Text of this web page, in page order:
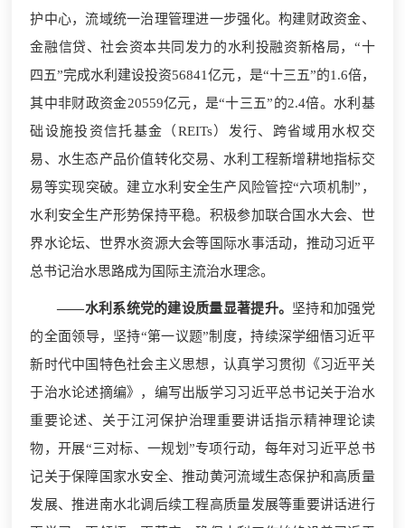
护中心，流域统一治理管理进一步强化。构建财政资金、
金融信贷、社会资本共同发力的水利投融资新格局，“十
四五”完成水利建设投资56841亿元，是“十三五”的1.6倍，
其中非财政资金20559亿元，是“十三五”的2.4倍。水利基
础设施投资信托基金（REITs）发行、跨省域用水权交
易、水生态产品价值转化交易、水利工程新增耕地指标交
易等实现突破。建立水利安全生产风险管控“六项机制”，
水利安全生产形势保持平稳。积极参加联合国水大会、世
界水论坛、世界水资源大会等国际水事活动，推动习近平
总书记治水思路成为国际主流治水理念。
——水利系统党的建设质量显著提升。 坚持和加强党
的全面领导，坚持“第一议题”制度，持续深学细悟习近平
新时代中国特色社会主义思想，认真学习贯彻《习近平关
于治水论述摘编》，编写出版学习习近平总书记关于治水
重要论述、关于江河保护治理重要讲话指示精神理论读
物，开展“三对标、一规划”专项行动，每年对习近平总书
记关于保障国家水安全、推动黄河流域生态保护和高质量
发展、推进南水北调后续工程高质量发展等重要讲话进行